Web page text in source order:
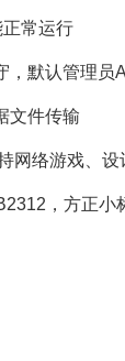
常运行
默认管理员
文件传输
络游戏、设
，方正小